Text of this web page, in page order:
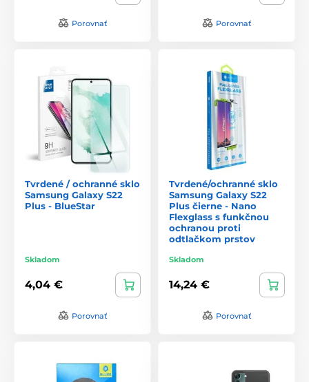
Porovnať Porovnať
Tvrdené / ochranné sklo
Samsung Galaxy S22
Plus - BlueStar
Skladom
4,04 €
Porovnať
Tvrdené/ochranné sklo
Samsung Galaxy S22
Plus čierne - Nano
Flexglass s funkčnou
ochranou proti
odtlačkom prstov
Skladom
14,24 €
Porovnať